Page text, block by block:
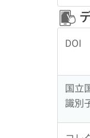
DOI
国立
識別